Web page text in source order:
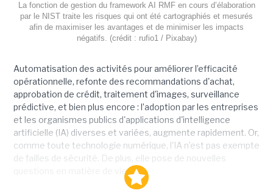
La fonction de gestion du framework AI RMF en cours d’élaboration
par le NIST traite les risques qui ont été cartographiés et mesurés
afin de maximiser les avantages et de minimiser les impacts
négatifs. (crédit : rufio1 / Pixabay)
Automatisation des activités pour améliorer l’efficacité
opérationnelle, refonte des recommandations d'achat,
approbation de crédit, traitement d'images, surveillance
prédictive, et bien plus encore : l’adoption par les entreprises
et les organismes publics d'applications d'intelligence
artificielle (IA) diverses et variées, augmente rapidement. Or,
comme toute technologie numérique, l'IA n’est pas exempte
de failles de sécurité. De plus, elle pose de nouvelles
questions en matière de vie...